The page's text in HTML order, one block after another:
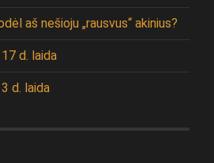
aš nešioju „rausvus“ akinius?
d. laida
d. laida